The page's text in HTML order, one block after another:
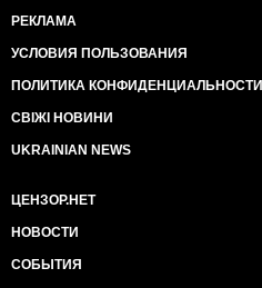
РЕКЛАМА
УСЛОВИЯ ПОЛЬЗОВАНИЯ
ПОЛИТИКА КОНФИДЕНЦИАЛЬНОСТИ
СВІЖІ НОВИНИ
UKRAINIAN NEWS
ЦЕНЗОР.НЕТ
НОВОСТИ
СОБЫТИЯ